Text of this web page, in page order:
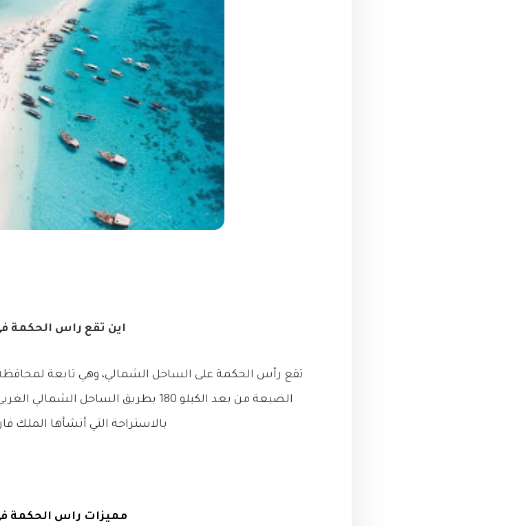
اين تقع راس الحكمة
تقع رأس الحكمة على الساحل الشمالي، وهي تابعة
بالاستراحة التي أنشأها الملك
مميزات راس الحكمة